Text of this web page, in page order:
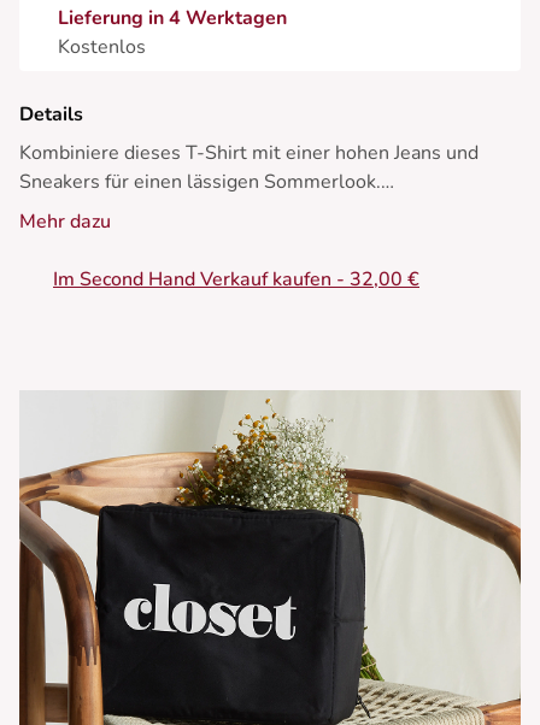
Lieferung in 4 Werktagen
Kostenlos
Details
Kombiniere dieses T-Shirt mit einer hohen Jeans und
Sneakers für einen lässigen Sommerlook.
• Klassischer, gerader Schnitt
Mehr dazu
Im Second Hand Verkauf kaufen - 32,00 €